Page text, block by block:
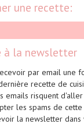
une recette:
à la newsletter
par email une
recette de
emails risquent
les spams de
la newsletter